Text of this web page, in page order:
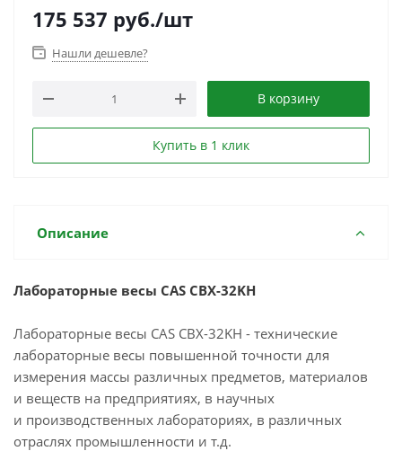
175 537 руб./шт
Нашли дешевле?
В корзину
Купить в 1 клик
Описание
Лабораторные весы CAS CBX-32KH
Лабораторные весы CAS CBX-32KH - технические
лабораторные весы повышенной точности для
измерения массы различных предметов, материалов
и веществ на предприятиях, в научных
и производственных лабораториях, в различных
отраслях промышленности и т.д.